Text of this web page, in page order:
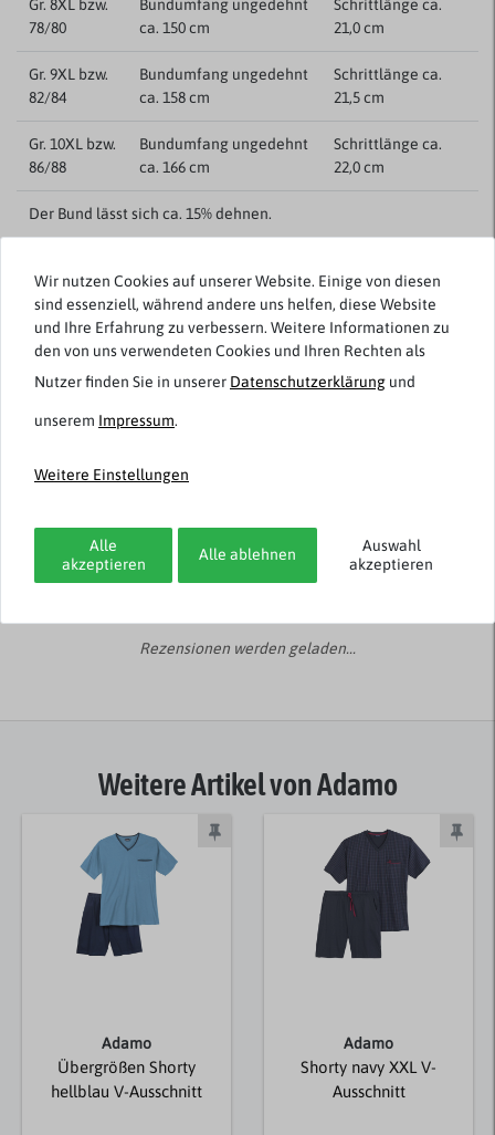
Gr. 8XL bzw.
78/80
Bundumfang ungedehnt
ca. 150 cm
Schrittlänge ca.
21,0 cm
Gr. 9XL bzw.
82/84
Bundumfang ungedehnt
ca. 158 cm
Schrittlänge ca.
21,5 cm
Gr. 10XL bzw.
86/88
Bundumfang ungedehnt
ca. 166 cm
Schrittlänge ca.
22,0 cm
Der Bund lässt sich ca. 15% dehnen.
Produktionsbedingte Abweichungen von +/- 3% sind möglich.
Kundenrezensionen()
Rezensionen werden geladen...
Weitere Artikel von Adamo
Adamo
Übergrößen Shorty
hellblau V-Ausschnitt
Adamo
Shorty navy XXL V-
Ausschnitt
Wir nutzen Cookies auf unserer Website. Einige von diesen
sind essenziell, während andere uns helfen, diese Website
und Ihre Erfahrung zu verbessern. Weitere Informationen zu
den von uns verwendeten Cookies und Ihren Rechten als
Nutzer finden Sie in unserer Daten­schutz­erklärung und
unserem Impressum.
Weitere Einstellungen
Alle
akzeptieren
Alle ablehnen
Auswahl
akzeptieren